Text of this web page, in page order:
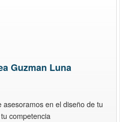
Guzman Luna
asesoramos en el diseño de tu
competencia